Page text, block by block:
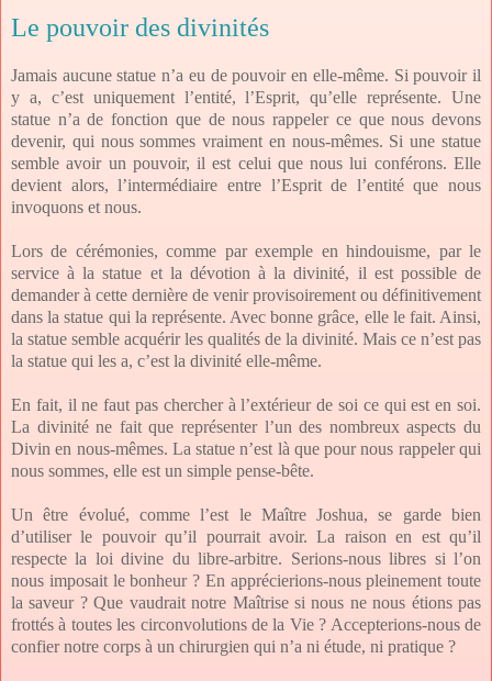
Le pouvoir des divinités
Jamais aucune statue n’a eu de pouvoir en elle-même. Si pouvoir il
y a, c’est uniquement l’entité, l’Esprit, qu’elle représente. Une
statue n’a de fonction que de nous rappeler ce que nous devons
devenir, qui nous sommes vraiment en nous-mêmes. Si une statue
semble avoir un pouvoir, il est celui que nous lui conférons. Elle
devient alors, l’intermédiaire entre l’Esprit de l’entité que nous
invoquons et nous.
Lors de cérémonies, comme par exemple en hindouisme, par le
service à la statue et la dévotion à la divinité, il est possible de
demander à cette dernière de venir provisoirement ou définitivement
dans la statue qui la représente. Avec bonne grâce, elle le fait. Ainsi,
la statue semble acquérir les qualités de la divinité. Mais ce n’est pas
la statue qui les a, c’est la divinité elle-même.
En fait, il ne faut pas chercher à l’extérieur de soi ce qui est en soi.
La divinité ne fait que représenter l’un des nombreux aspects du
Divin en nous-mêmes. La statue n’est là que pour nous rappeler qui
nous sommes, elle est un simple pense-bête.
Un être évolué, comme l’est le Maître Joshua, se garde bien
d’utiliser le pouvoir qu’il pourrait avoir. La raison en est qu’il
respecte la loi divine du libre-arbitre. Serions-nous libres si l’on
nous imposait le bonheur ? En apprécierions-nous pleinement toute
la saveur ? Que vaudrait notre Maîtrise si nous ne nous étions pas
frottés à toutes les circonvolutions de la Vie ? Accepterions-nous de
confier notre corps à un chirurgien qui n’a ni étude, ni pratique ?